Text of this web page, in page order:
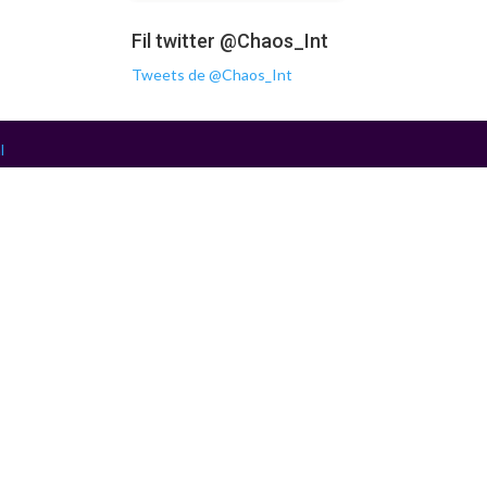
Fil twitter @Chaos_Int
Tweets de @Chaos_Int